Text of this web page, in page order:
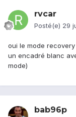
rvcar
Posté(e) 29
oui le mode
un encadré blanc
mode)
bab96p